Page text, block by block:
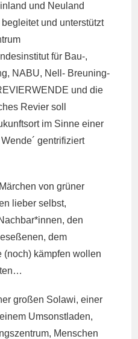
und Neuland
und unterstützt
für Bau-,
NABU, Nell- Breuning-
und die
Revier soll
im Sinne einer
gentrifiziert
von grüner
lieber selbst,
den
dem
(noch) kämpfen wollen
großen Solawi, einer
Umsonstladen,
Menschen